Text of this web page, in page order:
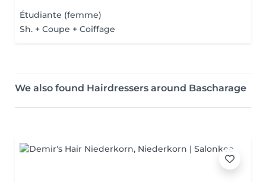
Étudiante (femme)
Sh. + Coupe + Coiffage
We also found Hairdressers around Bascharage